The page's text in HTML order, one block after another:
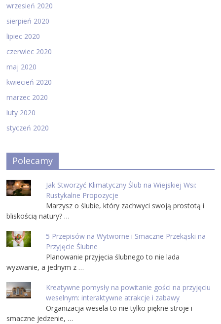
wrzesień 2020
sierpień 2020
lipiec 2020
czerwiec 2020
maj 2020
kwiecień 2020
marzec 2020
luty 2020
styczeń 2020
Polecamy
Jak Stworzyć Klimatyczny Ślub na Wiejskiej Wsi:
Rustykalne Propozycje
Marzysz o ślubie, który zachwyci swoją prostotą i
bliskością natury? …
5 Przepisów na Wytworne i Smaczne Przekąski na
Przyjęcie Ślubne
Planowanie przyjęcia ślubnego to nie lada
wyzwanie, a jednym z …
Kreatywne pomysły na powitanie gości na przyjęciu
weselnym: interaktywne atrakcje i zabawy
Organizacja wesela to nie tylko piękne stroje i
smaczne jedzenie, …